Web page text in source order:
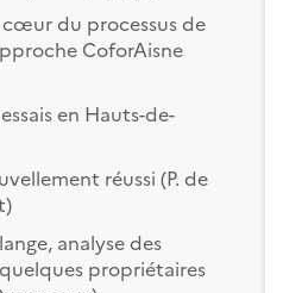
du processus de
CoforAisne
en Hauts-de-
réussi (P. de
analyse des
quelques propriétaires